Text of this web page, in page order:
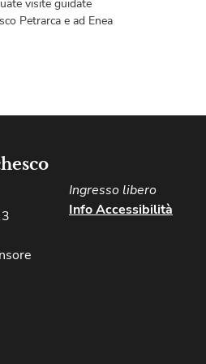
visite guidate
Petrarca e ad Enea
Ingresso libero​
Info Accessibilità